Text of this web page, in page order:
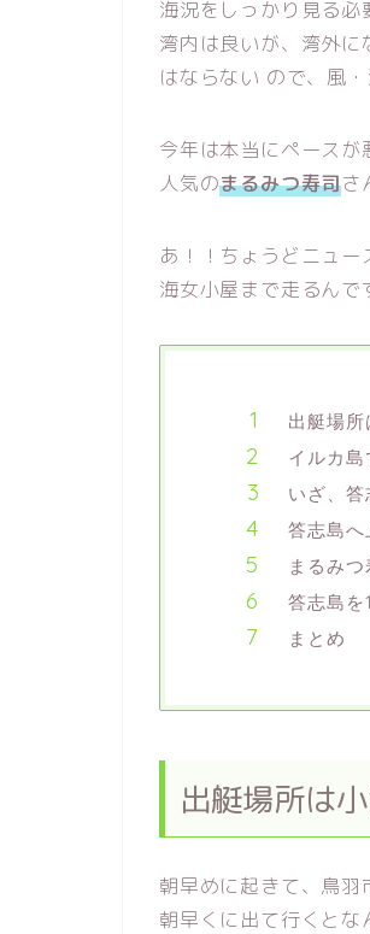
海況をしっかり見る必
湾内は良いが、湾外
はならない ので、風
今年は本当にペース
人気のまるみつ寿司さ
あ！！ちょうどニュー
海女小屋まで走るんで
出艇場
イルカ島
いざ、答
答志島へ
まるみ
答志島を
まとめ
出艇場所は
朝早めに起きて、鳥羽
朝早くに出て行くとな